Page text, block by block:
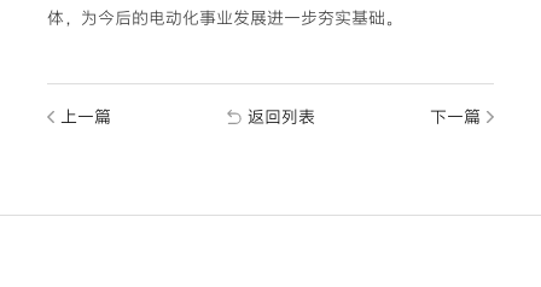
体，为今后的电动化事业发展进一步夯实基础。
上一篇 返回列表 下一篇